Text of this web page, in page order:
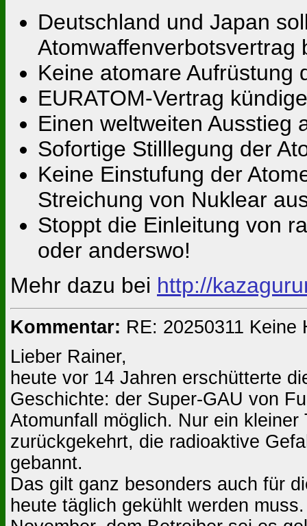
Deutschland und Japan
Atomwaffenverbotsvertrag
Keine atomare Aufrüstung
EURATOM-Vertrag
Einen weltweiten Ausstieg
Sofortige Stilllegung der
Keine Einstufung der
Streichung von Nuklear
Stoppt die Einleitung von
oder anderswo!
Mehr dazu bei http://
Kommentar: RE: 20250311 Keine
Lieber Rainer,
heute vor 14 Jahren erschütterte
Geschichte: der Super-GAU von
Atomunfall möglich. Nur ein
zurückgekehrt, die radioaktive
gebannt.
Das gilt ganz besonders auch für
heute täglich gekühlt werden